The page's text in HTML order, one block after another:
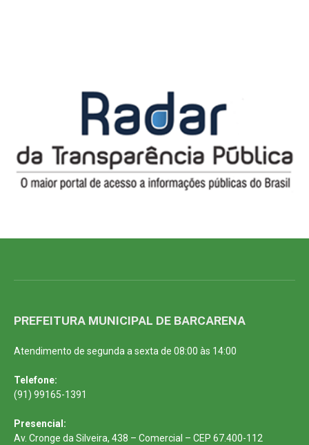
PREFEITURA MUNICIPAL DE BARCARENA
Atendimento de segunda a sexta de 08:00 às 14:00
Telefone:
(91) 99165-1391
Presencial:
Av. Cronge da Silveira, 438 – Comercial – CEP 67.400-112